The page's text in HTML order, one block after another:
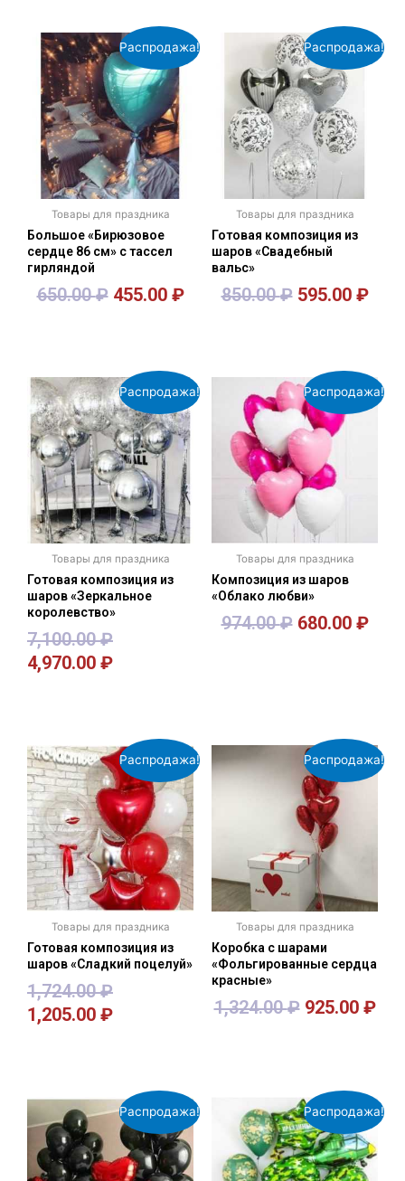
Распродажа!
Товары для праздника
Большое «Бирюзовое
сердце 86 см» с тассел
гирляндой
650.00₽ 455.00 ₽
Распродажа!
Товары для праздника
Готовая композиция из
шаров «Свадебный
вальс»
850.00₽ 595.00 ₽
Распродажа!
Товары для праздника
Готовая композиция из
шаров «Зеркальное
королевство»
7,100.00₽
4,970.00 ₽
Распродажа!
Товары для праздника
Композиция из шаров
«Облако любви»
974.00₽ 680.00 ₽
Распродажа!
Товары для праздника
Готовая композиция из
шаров «Сладкий поцелуй»
1,724.00₽
1,205.00 ₽
Распродажа!
Товары для праздника
Коробка с шарами
«Фольгированные сердца
красные»
1,324.00₽ 925.00 ₽
Распродажа! Распродажа!